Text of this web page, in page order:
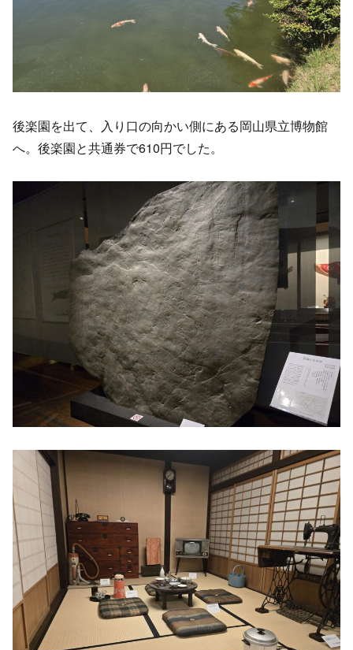
後楽園を出て、入り口の向かい側にある岡山県立博物館
へ。後楽園と共通券で610円でした。